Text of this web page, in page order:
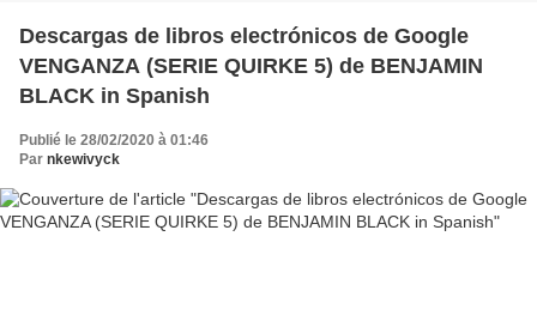
Descargas de libros electrónicos de Google
VENGANZA (SERIE QUIRKE 5) de BENJAMIN
BLACK in Spanish
Publié le 28/02/2020 à 01:46
Par nkewivyck